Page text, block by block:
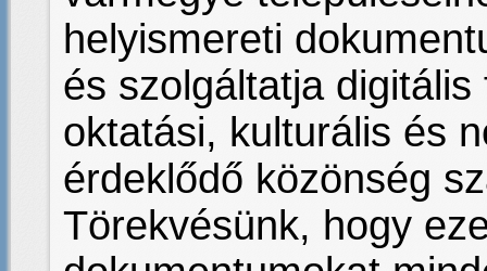
helyismereti
és szolgáltatja digitális
oktatási, kulturális és
érdeklődő közönség
Törekvésünk, hogy